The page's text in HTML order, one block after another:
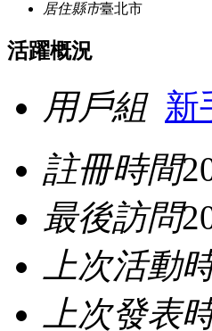
居住縣市臺北市
活躍概況
用戶組 新
註冊時間
最後訪問
上次活動
上次發表